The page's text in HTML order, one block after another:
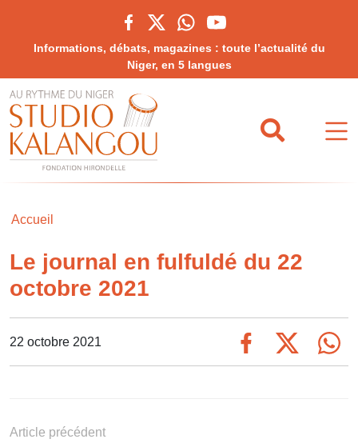
Informations, débats, magazines : toute l’actualité du
Niger, en 5 langues
Accueil
Le journal en fulfuldé du 22
octobre 2021
22 octobre 2021
Article précédent